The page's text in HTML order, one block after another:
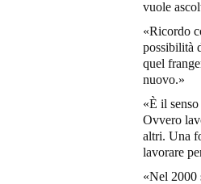
vuole
«Ricordo
possibilità
quel
nuovo.»
«È il
Ovvero
altri. Una
lavorare
«Nel 2000